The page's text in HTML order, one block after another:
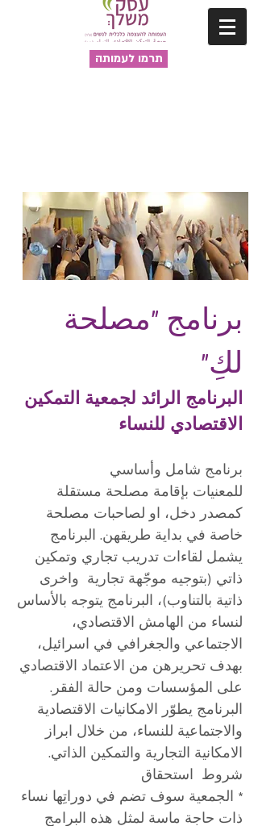
תרמו לעמותה
برنامج "مصلحة
لكِ"
البرنامج الرائد لجمعية التمكين
الاقتصادي للنساء
برنامج شامل وأساسي
للمعنيات بإقامة مصلحة مستقلة
كمصدر دخل، او لصاحبات مصلحة
خاصة في بداية طريقهن. البرنامج
يشمل لقاءات تدريب تجاري وتمكين
ذاتي (بتوجيه موجّهة تجارية واخرى
ذاتية بالتناوب)، البرنامج يتوجه بالأساس
لنساء من الهامش الاقتصادي،
الاجتماعي والجغرافي في اسرائيل،
بهدف تحريرهن من الاعتماد الاقتصادي
على المؤسسات ومن حالة الفقر.
البرنامج يطوّر الامكانيات الاقتصادية
والاجتماعية للنساء، من خلال ابراز
الامكانية التجارية والتمكين الذاتي.
شروط استحقاق
* الجمعية سوف تضم في دوراتِها نساء
ذات حاجة ماسة لمثل هذه البرامج